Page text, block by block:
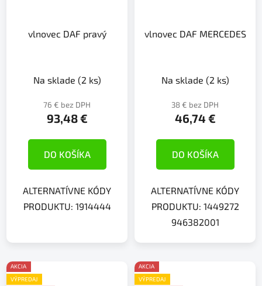
vlnovec DAF pravý
Na sklade (2 ks)
76 € bez DPH
93,48 €
DO KOŠÍKA
ALTERNATÍVNE KÓDY
PRODUKTU: 1914444
vlnovec DAF MERCEDES
Na sklade (2 ks)
38 € bez DPH
46,74 €
DO KOŠÍKA
ALTERNATÍVNE KÓDY
PRODUKTU: 1449272
946382001
AKCIA
VÝPREDAJ
AKCIA
VÝPREDAJ